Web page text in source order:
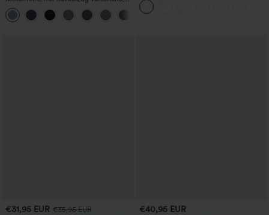
schnelltrocknende Golfhose mit schmal
zulaufendem Schnitt, abgerundetem
Saum und Taschen – UPF 40+
€31,95 EUR €35,95 EUR
€40,95 EUR